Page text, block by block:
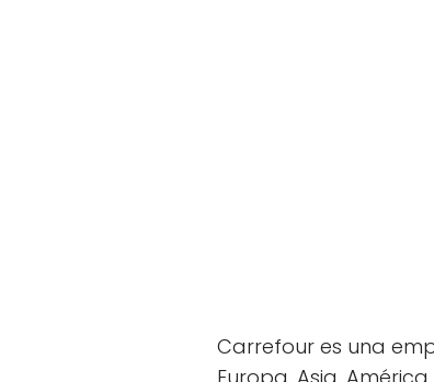
Carrefour es una